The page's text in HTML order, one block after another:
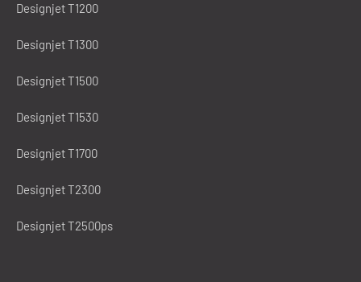
Designjet T1200
Designjet T1300
Designjet T1500
Designjet T1530
Designjet T1700
Designjet T2300
Designjet T2500ps